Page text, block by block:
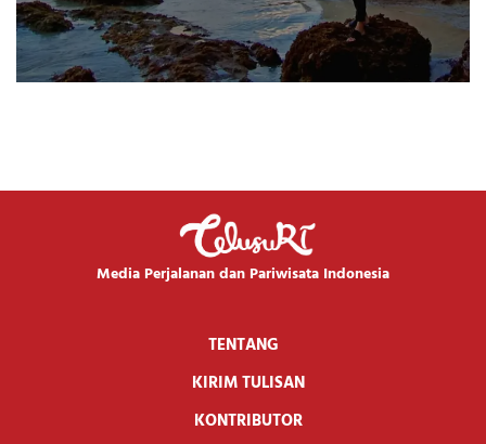
Media Perjalanan dan Pariwisata Indonesia
TENTANG
KIRIM TULISAN
KONTRIBUTOR